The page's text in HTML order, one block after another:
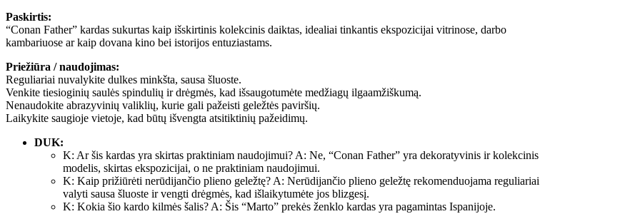
Paskirtis:
“Conan Father” kardas sukurtas kaip išskirtinis kolekcinis daiktas, idealiai tinkantis ekspozicijai vitrinose, darbo
kambariuose ar kaip dovana kino bei istorijos entuziastams.
Priežiūra / naudojimas:
Reguliariai nuvalykite dulkes minkšta, sausa šluoste.
Venkite tiesioginių saulės spindulių ir drėgmės, kad išsaugotumėte medžiagų ilgaamžiškumą.
Nenaudokite abrazyvinių valiklių, kurie gali pažeisti geležtės paviršių.
Laikykite saugioje vietoje, kad būtų išvengta atsitiktinių pažeidimų.
DUK:
K: Ar šis kardas yra skirtas praktiniam naudojimui? A: Ne, “Conan Father” yra dekoratyvinis ir kolekcinis
modelis, skirtas ekspozicijai, o ne praktiniam naudojimui.
K: Kaip prižiūrėti nerūdijančio plieno geležtę? A: Nerūdijančio plieno geležtę rekomenduojama reguliariai
valyti sausa šluoste ir vengti drėgmės, kad išlaikytumėte jos blizgesį.
K: Kokia šio kardo kilmės šalis? A: Šis “Marto” prekės ženklo kardas yra pagamintas Ispanijoje.